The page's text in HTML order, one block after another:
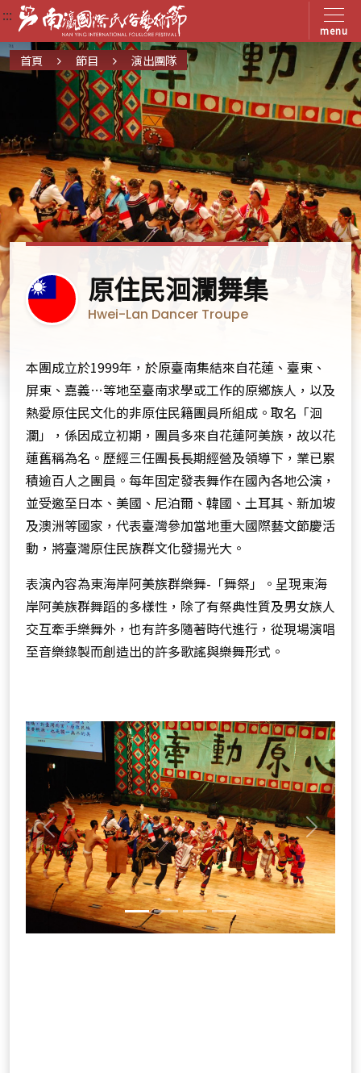
menu
:::
:::
:::
首頁 節目 演出團隊
臺
灣
原住民洄瀾舞集
Hwei-Lan Dancer Troupe
本團成立於1999年，於原臺南集結來自花蓮、臺東、
屏東、嘉義…等地至臺南求學或工作的原鄉族人，以及
熱愛原住民文化的非原住民籍團員所組成。取名「洄
瀾」，係因成立初期，團員多來自花蓮阿美族，故以花
蓮舊稱為名。歷經三任團長長期經營及領導下，業已累
積逾百人之團員。每年固定發表舞作在國內各地公演，
並受邀至日本、美國、尼泊爾、韓國、土耳其、新加坡
及澳洲等國家，代表臺灣參加當地重大國際藝文節慶活
動，將臺灣原住民族群文化發揚光大。
表演內容為東海岸阿美族群樂舞-「舞祭」。呈現東海
岸阿美族群舞蹈的多樣性，除了有祭典性質及男女族人
交互牽手樂舞外，也有許多隨著時代進行，從現場演唱
至音樂錄製而創造出的許多歌謠與樂舞形式。
Previous Next